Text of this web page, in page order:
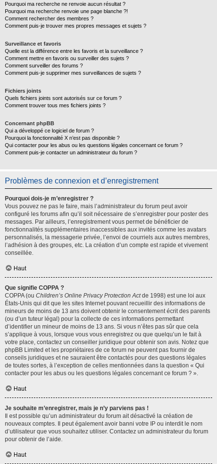
Pourquoi ma recherche ne renvoie aucun résultat ?
Pourquoi ma recherche renvoie une page blanche ?!
Comment rechercher des membres ?
Comment puis-je trouver mes propres messages et sujets ?
Surveillance et favoris
Quelle est la différence entre les favoris et la surveillance ?
Comment mettre en favoris ou surveiller des sujets ?
Comment surveiller des forums ?
Comment puis-je supprimer mes surveillances de sujets ?
Fichiers joints
Quels fichiers joints sont autorisés sur ce forum ?
Comment trouver tous mes fichiers joints ?
Concernant phpBB
Qui a développé ce logiciel de forum ?
Pourquoi la fonctionnalité X n’est pas disponible ?
Qui contacter pour les abus ou les questions légales concernant ce forum ?
Comment puis-je contacter un administrateur du forum ?
Problèmes de connexion et d’enregistrement
Pourquoi dois-je m’enregistrer ?
Vous pouvez ne pas le faire, mais l’administrateur du forum peut avoir
configuré les forums afin qu’il soit nécessaire de s’enregistrer pour poster des
messages. Par ailleurs, l’enregistrement vous permet de bénéficier de
fonctionnalités supplémentaires inaccessibles aux invités comme les avatars
personnalisés, la messagerie privée, l’envoi de courriels aux autres membres,
l’adhésion à des groupes, etc. La création d’un compte est rapide et vivement
conseillée.
Haut
Que signifie COPPA ?
COPPA (ou Children’s Online Privacy Protection Actde 1998) est une loi aux
États-Unis qui dit que les sites Internet pouvant recueillir des informations de
mineurs de moins de 13 ans doivent obtenir le consentement écrit des parents
(ou d’un tuteur légal) pour la collecte de ces informations permettant
d’identifier un mineur de moins de 13 ans. Si vous n’êtes pas sûr que cela
s’applique à vous, lorsque vous vous enregistrez ou que quelqu’un le fait à
votre place, contactez un conseiller juridique pour obtenir son avis. Notez que
phpBB Limited et les propriétaires de ce forum ne peuvent pas fournir de
conseils juridiques et ne sauraient être contactés pour des questions légales
de toutes sortes, à l’exception de celles mentionnées dans la question « Qui
contacter pour les abus ou les questions légales concernant ce forum ? ».
Haut
Je souhaite m’enregistrer, mais je n’y parviens pas !
Il est possible qu’un administrateur du forum ait désactivé la création de
nouveaux comptes. Il peut également avoir banni votre IP ou interdit le nom
d’utilisateur que vous souhaitez utiliser. Contactez un administrateur du forum
pour obtenir de l’aide.
Haut